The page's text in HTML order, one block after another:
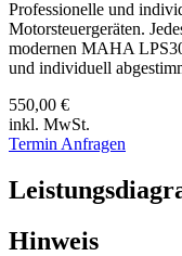
Professionelle und
Motorsteuergeräten.
modernen MAHA
und individuell
550,00 €
inkl. MwSt.
Termin Anfragen
Hinweis